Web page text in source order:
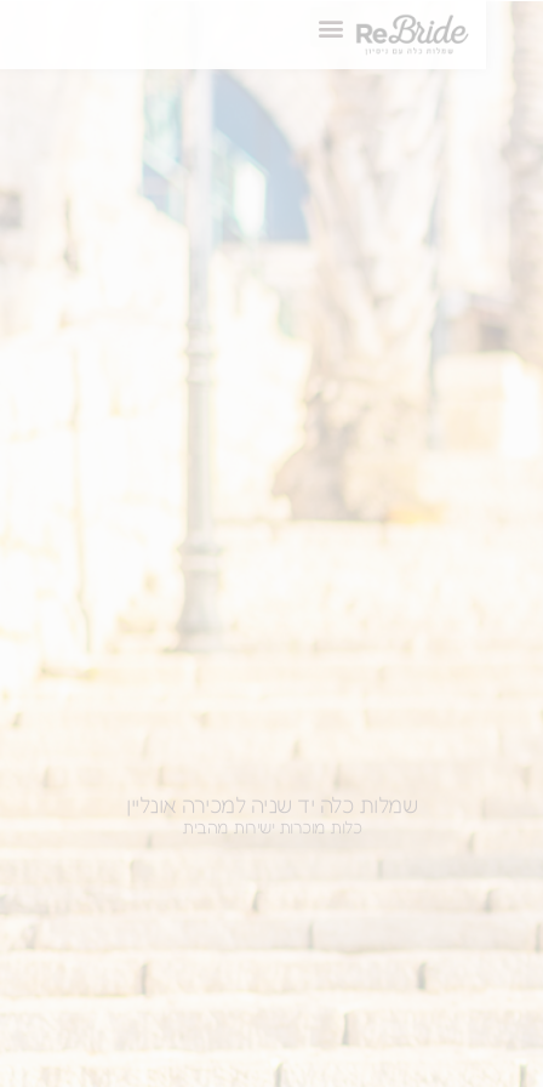
שמלות כלה יד שניה למכירה אונליין
כלות מוכרות ישירות מהבית